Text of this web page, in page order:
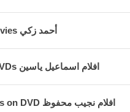
Ahmed Zaki: Egyptian DVD Movies أحمد زكي
Ismail Yasin: Arabic Comedy DVDs افلام اسماعيل ياسين
Naguib Mahfouz: Arabic Movies on DVD افلام نجيب محفوظ